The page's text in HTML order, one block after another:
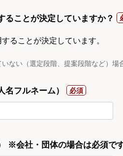
ることが決定していますか？
ることが決定しています。
ない（選定段階、提案段階など）場
名フルネーム）
※会社・団体の場合は必須です